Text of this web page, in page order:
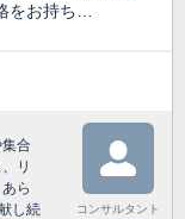
をお持ち…
合
リ
ら
し続
コンサルタント